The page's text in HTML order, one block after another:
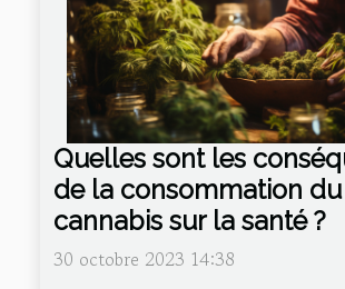
Quelles sont les
de la consommation du
cannabis sur la santé ?
30 octobre 2023 14:38